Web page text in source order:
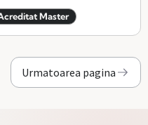
Master
Urmatoarea pagina